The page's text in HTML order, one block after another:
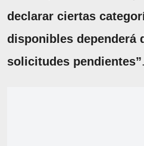
declarar ciertas
disponibles dependerá
solicitudes pendientes”.